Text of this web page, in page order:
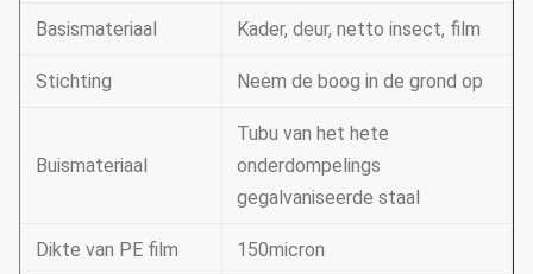
Basismateriaal Kader, deur, netto insect, film
Stichting Neem de boog in de grond op
Buismateriaal
Tubu van het hete
onderdompelings
gegalvaniseerde staal
Dikte van PE film 150micron